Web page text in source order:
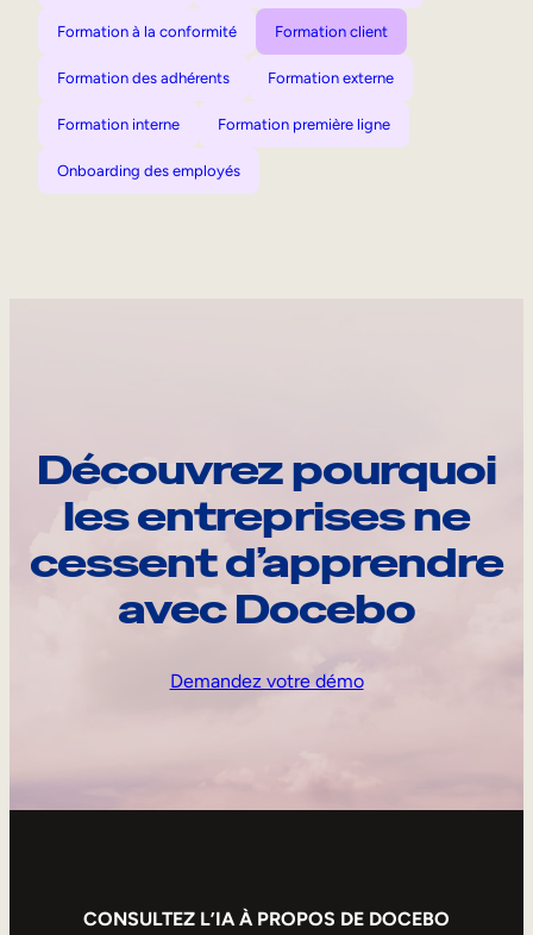
Formation à la conformité Formation client
Formation des adhérents Formation externe
Formation interne Formation première ligne
Onboarding des employés
Découvrez pourquoi
les entreprises ne
cessent d’apprendre
avec Docebo
Demandez votre démo
CONSULTEZ L’IA À PROPOS DE DOCEBO